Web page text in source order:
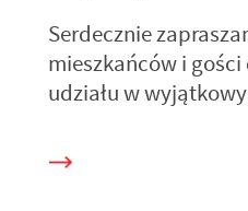
Serdecznie
mieszkańców i
udziału w